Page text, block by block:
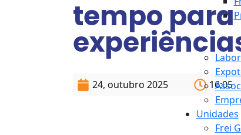
Unidades
Frei
tempo
24, outubro 2025 16:05